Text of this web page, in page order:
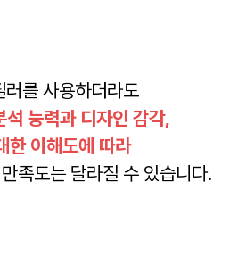
러를 사용하더라도
석 능력과 디자인 감각,
한 이해도에 따라
족도는 달라질 수 있습니다.